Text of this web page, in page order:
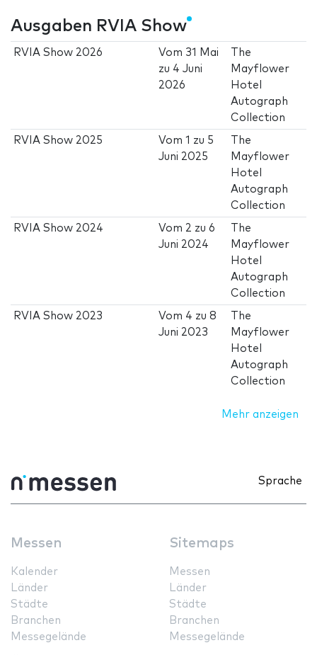
Ausgaben RVIA Show
RVIA Show 2026 Vom 31 Mai
zu 4 Juni
2026
The
Mayflower
Hotel
Autograph
Collection
RVIA Show 2025 Vom1 zu 5
Juni 2025
The
Mayflower
Hotel
Autograph
Collection
RVIA Show 2024 Vom 2 zu6
Juni 2024
The
Mayflower
Hotel
Autograph
Collection
RVIA Show 2023 Vom 4 zu8
Juni 2023
The
Mayflower
Hotel
Autograph
Collection
Mehr anzeigen
Sprache
Messen
Kalender
Länder
Städte
Branchen
Messegelände
Sitemaps
Messen
Länder
Städte
Branchen
Messegelände